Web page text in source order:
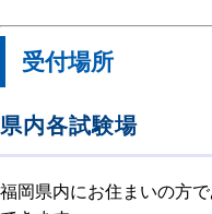
受付場所
県内各試験場
福岡県内にお住まいの方